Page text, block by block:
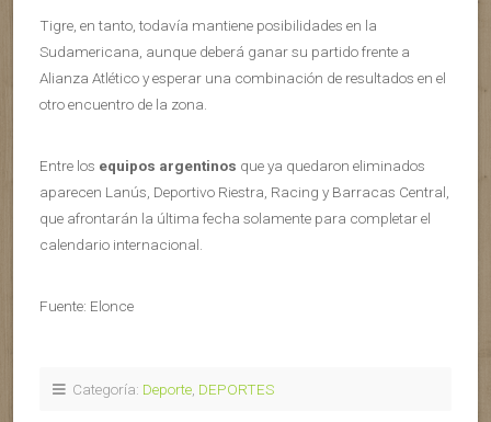
Tigre, en tanto, todavía mantiene posibilidades en la
Sudamericana, aunque deberá ganar su partido frente a
Alianza Atlético y esperar una combinación de resultados en el
otro encuentro de la zona.
Entre los equipos argentinos que ya quedaron eliminados
aparecen Lanús, Deportivo Riestra, Racing y Barracas Central,
que afrontarán la última fecha solamente para completar el
calendario internacional.
Fuente: Elonce
Categoría: Deporte, DEPORTES